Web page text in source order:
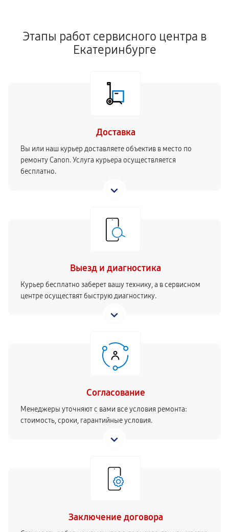
Этапы работ сервисного центра в
Екатеринбурге
Доставка
Вы или наш курьер доставляете объектив в место по
ремонту Canon. Услуга курьера осуществляется
бесплатно.
Выезд и диагностика
Курьер бесплатно заберет вашу технику, а в сервисном
центре осуществят быструю диагностику.
Согласование
Менеджеры уточняют с вами все условия ремонта:
стоимость, сроки, гарантийные условия.
Заключение договора